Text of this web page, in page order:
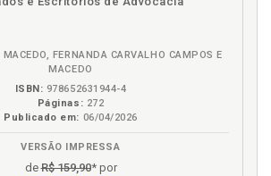
histórico, p. 13
Situação do homem de rua, p. 59
Prova dos requisitos, p. 81
Retenções permitidas, p. 44
FERNANDA CARVALHO CAMPOS E
MACEDO
ISBN: 978652631944-4
Páginas: 272
Publicado em: 06/04/2026
VERSÃO IMPRESSA
deR$ 159,90* por